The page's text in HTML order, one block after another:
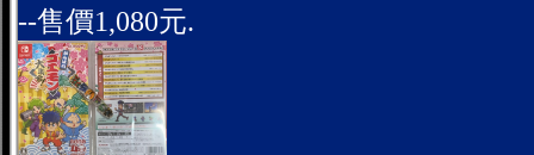
--售價1,080元.